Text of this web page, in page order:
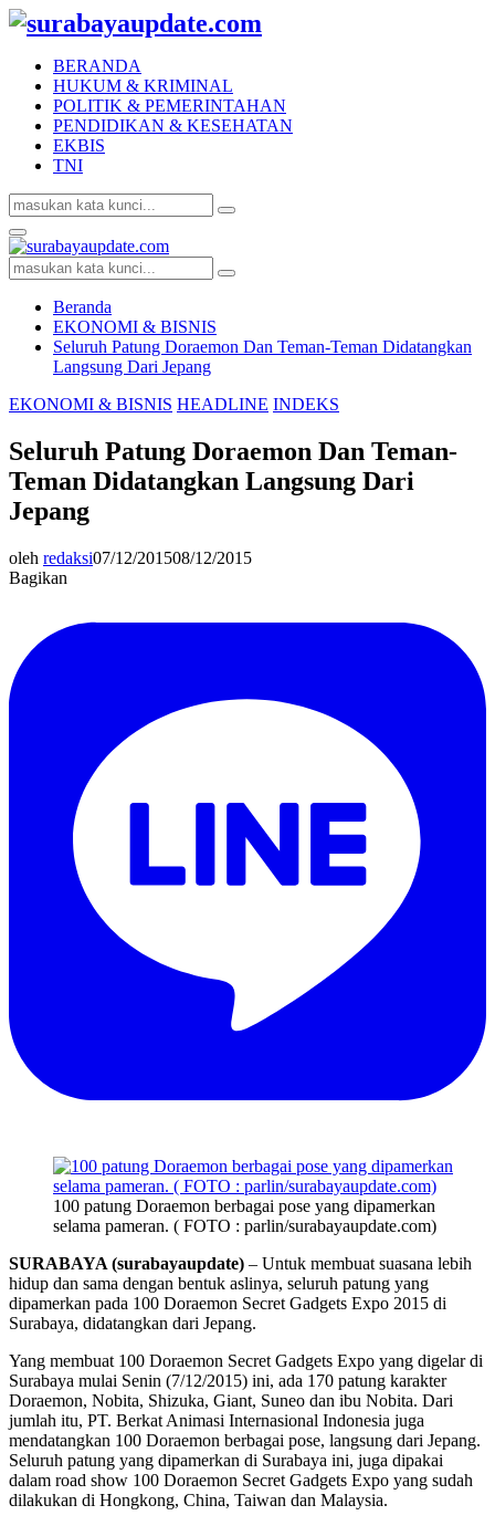
BERANDA
HUKUM & KRIMINAL
POLITIK & PEMERINTAHAN
PENDIDIKAN & KESEHATAN
EKBIS
TNI
Search
for:
Search
Facebook
Twitter
Youtube
Primary
Menu
Search
for:
Search
Beranda
EKONOMI & BISNIS
Seluruh Patung Doraemon Dan Teman-Teman Didatangkan
Langsung Dari Jepang
EKONOMI & BISNIS HEADLINE INDEKS
Seluruh Patung Doraemon Dan Teman-
Teman Didatangkan Langsung Dari
Jepang
oleh redaksi07/12/201508/12/2015
Bagikan
100 patung Doraemon berbagai pose yang dipamerkan
selama pameran. ( FOTO : parlin/surabayaupdate.com)
SURABAYA (surabayaupdate) – Untuk membuat suasana lebih
hidup dan sama dengan bentuk aslinya, seluruh patung yang
dipamerkan pada 100 Doraemon Secret Gadgets Expo 2015 di
Surabaya, didatangkan dari Jepang.
Yang membuat 100 Doraemon Secret Gadgets Expo yang digelar di
Surabaya mulai Senin (7/12/2015) ini, ada 170 patung karakter
Doraemon, Nobita, Shizuka, Giant, Suneo dan ibu Nobita. Dari
jumlah itu, PT. Berkat Animasi Internasional Indonesia juga
mendatangkan 100 Doraemon berbagai pose, langsung dari Jepang.
Seluruh patung yang dipamerkan di Surabaya ini, juga dipakai
dalam road show 100 Doraemon Secret Gadgets Expo yang sudah
dilakukan di Hongkong, China, Taiwan dan Malaysia.